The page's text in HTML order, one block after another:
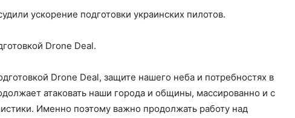
ускорение подготовки украинских пилотов.
Drone Deal.
Drone Deal, защите нашего неба и потребностях в
атаковать наши города и общины, массированно и с
Именно поэтому важно продолжать работу над